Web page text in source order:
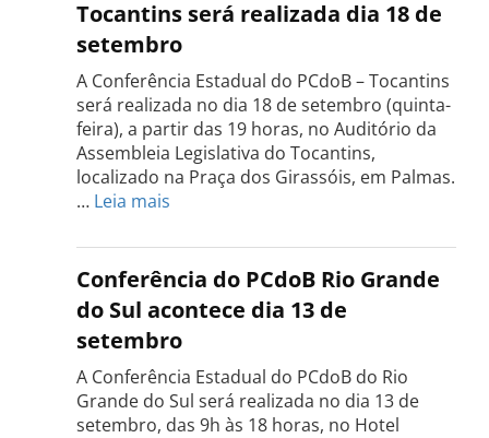
Tocantins será realizada dia 18 de
setembro
A Conferência Estadual do PCdoB – Tocantins
será realizada no dia 18 de setembro (quinta-
feira), a partir das 19 horas, no Auditório da
Assembleia Legislativa do Tocantins,
localizado na Praça dos Girassóis, em Palmas.
… Leia mais
Estadual
do
Tocantins
será
realizada
dia
18
Conferência do PCdoB Rio Grande
do Sul acontece dia 13 de
setembro
A Conferência Estadual do PCdoB do Rio
Grande do Sul será realizada no dia 13 de
setembro, das 9h às 18 horas, no Hotel